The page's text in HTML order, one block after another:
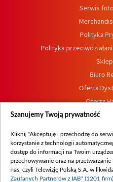
Serwis
Polityka
Polityka
Sklep
Biuro
Oferta
Oferta
Procedura
Szanujemy Twoją prywatność
Kliknij "Akceptuję i przechodzę do
korzystanie z technologii
dostęp do informacji na Twoim
przechowywanie oraz na
nas, czyli Telewizję Polską S.A. w
Zaufanych Partnerów z IAB* (1201 firm)